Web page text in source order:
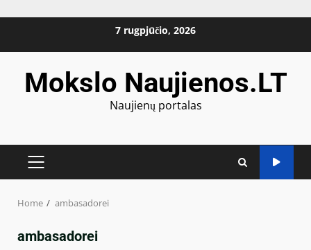
7 rugpjūčio, 2026
Mokslo Naujienos.LT
Naujienų portalas
PRIMARY
Home ambasadorei
ambasadorei